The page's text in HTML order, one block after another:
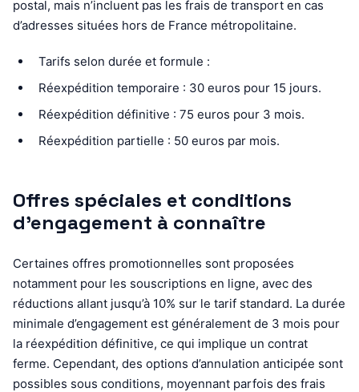
postal, mais n’incluent pas les frais de transport en cas
d’adresses situées hors de France métropolitaine.
Tarifs selon durée et formule :
Réexpédition temporaire : 30 euros pour 15 jours.
Réexpédition définitive : 75 euros pour 3 mois.
Réexpédition partielle : 50 euros par mois.
Offres spéciales et conditions
d’engagement à connaître
Certaines offres promotionnelles sont proposées
notamment pour les souscriptions en ligne, avec des
réductions allant jusqu’à 10% sur le tarif standard. La durée
minimale d’engagement est généralement de 3 mois pour
la réexpédition définitive, ce qui implique un contrat
ferme. Cependant, des options d’annulation anticipée sont
possibles sous conditions, moyennant parfois des frais